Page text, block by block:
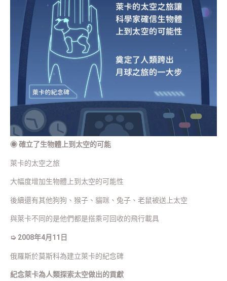
◉確立了生物體上到太空的可能
萊卡的太空之旅
大幅度增加生物體上到太空的可能性
後續還有其他狗狗、猴子、貓咪、兔子、老鼠被送上太空
與萊卡不同的是他們都是搭乘可回收的飛行載具
➭ 2008年4月11日
俄羅斯於莫斯科為建立萊卡的紀念碑
紀念萊卡為人類探索太空做出的貢獻